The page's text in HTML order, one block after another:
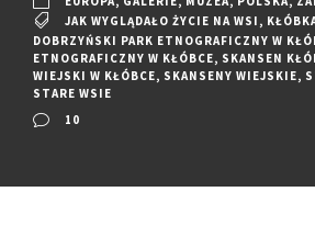
JAK WYGLĄDAŁO ŻYCIE NA WSI ,
DOBRZYŃSKI PARK ETNOGRAFICZNY W
ETNOGRAFICZNY W KŁÓBCE, SKANSEN
WIEJSKI W KŁÓBCE, SKANSENY WIEJSKIE,
STARE WSIE
10